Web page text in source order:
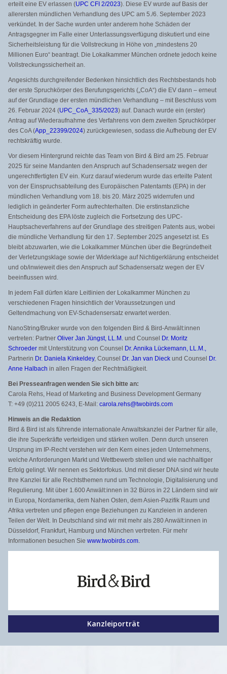
erteilt eine EV erlassen (UPC CFI 2/2023). Diese EV wurde auf Basis der
allerersten mündlichen Verhandlung des UPC am 5./6. September 2023
verkündet. In der Sache wurden unter anderem hohe Schäden der
Antragsgegner im Falle einer Unterlassungsverfügung diskutiert und eine
Sicherheitsleistung für die Vollstreckung in Höhe von „mindestens 20
Millionen Euro“ beantragt. Die Lokalkammer München ordnete jedoch keine
Vollstreckungssicherheit an.
Angesichts durchgreifender Bedenken hinsichtlich des Rechtsbestands hob
der erste Spruchkörper des Berufungsgerichts („CoA“) die EV dann – erneut
auf der Grundlage der ersten mündlichen Verhandlung – mit Beschluss vom
26. Februar 2024 (UPC_CoA_335/2023) auf. Danach wurde ein (erster)
Antrag auf Wiederaufnahme des Verfahrens von dem zweiten Spruchkörper
des CoA (App_22399/2024) zurückgewiesen, sodass die Aufhebung der EV
rechtskräftig wurde.
Vor diesem Hintergrund reichte das Team von Bird & Bird am 25. Februar
2025 für seine Mandanten den Anspruch auf Schadensersatz wegen der
ungerechtfertigten EV ein. Kurz darauf wiederum wurde das erteilte Patent
von der Einspruchsabteilung des Europäischen Patentamts (EPA) in der
mündlichen Verhandlung vom 18. bis 20. März 2025 widerrufen und
lediglich in geänderter Form aufrechterhalten. Die erstinstanzliche
Entscheidung des EPA löste zugleich die Fortsetzung des UPC-
Hauptsacheverfahrens auf der Grundlage des streitigen Patents aus, wobei
die mündliche Verhandlung für den 17. September 2025 angesetzt ist. Es
bleibt abzuwarten, wie die Lokalkammer München über die Begründetheit
der Verletzungsklage sowie der Widerklage auf Nichtigerklärung entscheidet
und ob/inwieweit dies den Anspruch auf Schadensersatz wegen der EV
beeinflussen wird.
In jedem Fall dürfen klare Leitlinien der Lokalkammer München zu
verschiedenen Fragen hinsichtlich der Voraussetzungen und
Geltendmachung von EV-Schadensersatz erwartet werden.
NanoString/Bruker wurde von den folgenden Bird & Bird-Anwält:innen
vertreten: Partner Oliver Jan Jüngst, LL.M. und Counsel
Dr. Moritz
Schroeder mit Unterstützung von Counsel
Dr. Annika Lückemann, LL.M.,
Partnerin Dr. Daniela Kinkeldey, Counsel Dr. Jan van Dieck und Counsel
Dr.
Anne Halbach in allen Fragen der Rechtmäßigkeit.
Bei Presseanfragen wenden Sie sich bitte an:
Carola Rehs, Head of Marketing and Business Development Germany
T: +49 (0)211 2005 6243, E-Mail: carola.rehs@twobirds.com
Hinweis an die Redaktion
Bird & Bird ist als führende internationale Anwaltskanzlei der Partner für alle,
die ihre Superkräfte verteidigen und stärken wollen. Denn durch unseren
Ursprung im IP-Recht verstehen wir den Kern eines jeden Unternehmens,
welche Anforderungen Markt und Wettbewerb stellen und wie nachhaltiger
Erfolg gelingt. Wir nennen es Sektorfokus. Und mit dieser DNA sind wir heute
Ihre Kanzlei für alle Rechtsthemen rund um Technologie, Digitalisierung und
Regulierung. Mit über 1.600 Anwält:innen in 32 Büros in 22 Ländern sind wir
in Europa, Nordamerika, dem Nahen Osten, dem Asien-Pazifik Raum und
Afrika vertreten und pflegen enge Beziehungen zu Kanzleien in anderen
Teilen der Welt. In Deutschland sind wir mit mehr als 280 Anwält:innen in
Düsseldorf, Frankfurt, Hamburg und München vertreten. Für mehr
Informationen besuchen Sie www.twobirds.com.
Kanzleiporträt